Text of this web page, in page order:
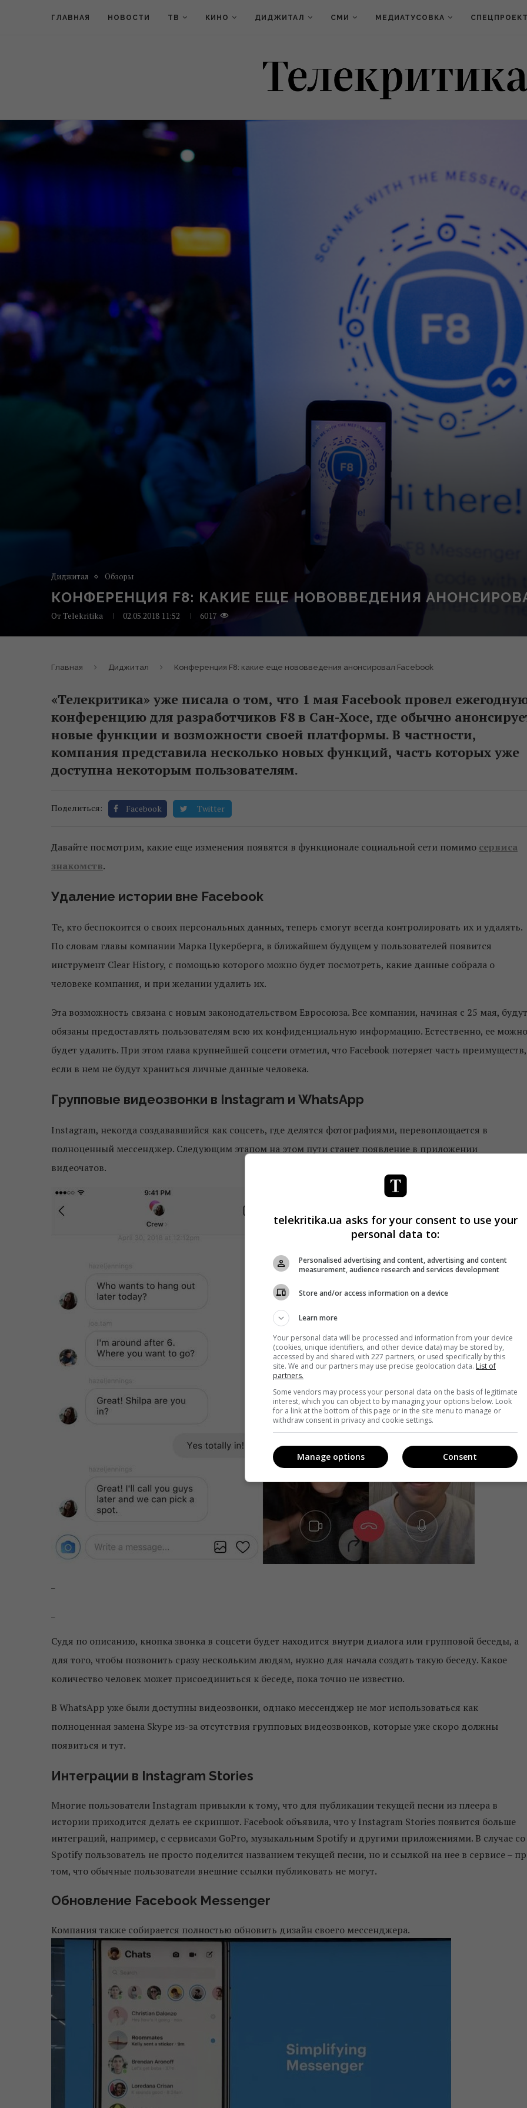
ГЛАВНАЯ НОВОСТИ ТВ КИНО ДИДЖИТАЛ СМИ МЕДИАТУСОВКА
Диджитал Обзоры
КОНФЕРЕНЦИЯ F8: КАКИЕ ЕЩЕ НОВОВВЕДЕНИЯ
ОтTelekritika 02.05.2018 11:52 6017
Главная Диджитал Конференция F8: какие еще нововведения анонсировал Facebook
«Телекритика» уже писала о том, что 1 мая Facebook провел
конференцию для разработчиков F8 в Сан-Хосе, где обычно
новые функции и возможности своей платформы. В частности,
компания представила несколько новых функций, часть которых уже
доступна некоторым пользователям.
Поделиться: Facebook Twitter
Давайте посмотрим, какие еще изменения появятся в функционале социальной сети помимо сервиса
знакомств.
Удаление истории вне Facebook
Те, кто беспокоится о своих персональных данных, теперь смогут всегда контролировать их и удалять.
По словам главы компании Марка Цукерберга, в ближайшем будущем у пользователей появится
инструмент Clear History, с помощью которого можно будет посмотреть, какие данные собрала о
человеке компания, и при желании удалить их.
Эта возможность связана с новым законодательством Евросоюза. Все компании, начиная с 25 мая, будут
обязаны предоставлять пользователям всю их конфиденциальную информацию. Естественно, ее можно
будет удалить. При этом глава крупнейшей соцсети отметил, что Facebook потеряет часть преимуществ,
если в нем не будут храниться личные данные человека.
Групповые видеозвонки в Instagram и WhatsApp
Instagram, некогда создававшийся как соцсеть, где делятся фотографиями, перевоплощается в
полноценный мессенджер. Следующим этапом на этом пути станет появление в приложении
видеочатов.
Судя по описанию, кнопка звонка в соцсети будет находится внутри диалога или групповой беседы, а
для того, чтобы позвонить сразу нескольким людям, нужно для начала создать такую беседу. Какое
количество человек может присоединиться к беседе, пока точно не известно.
В WhatsApp уже были доступны видеозвонки, однако мессенджер не мог использоваться как
полноценная замена Skype из-за отсутствия групповых видеозвонков, которые уже скоро должны
появиться и тут.
Интеграции в Instagram Stories
Многие пользователи Instagram привыкли к тому, что для публикации текущей песни из плеера в
истории приходится делать ее скриншот. Facebook объявила, что у Instagram Stories появится больше
интеграций, например, с сервисами GoPro, музыкальным Spotify и другими приложениями. В случае со
Spotify пользователь не просто поделится названием текущей песни, но и ссылкой на нее в сервисе –
том, что обычные пользователи внешние ссылки публиковать не могут.
Обновление Facebook Messenger
Компания также собирается полностью обновить дизайн своего мессенджера.
telekritika.ua asks for your consent to use your
personal data to:
Personalised advertising and content, advertising and content
measurement, audience research and services development
Store and/or access information on a device
Learn more
Your personal data will be processed and information from your device
(cookies, unique identifiers, and other device data) may be stored by,
accessed by and shared with 227 partners, or used specifically by this
site. We and our partners may use precise geolocation data. List of
partners.
Some vendors may process your personal data on the basis of legitimate
interest, which you can object to by managing your options below. Look
for a link at the bottom of this page or in the site menu to manage or
withdraw consent in privacy and cookie settings.
Consent
Manage options